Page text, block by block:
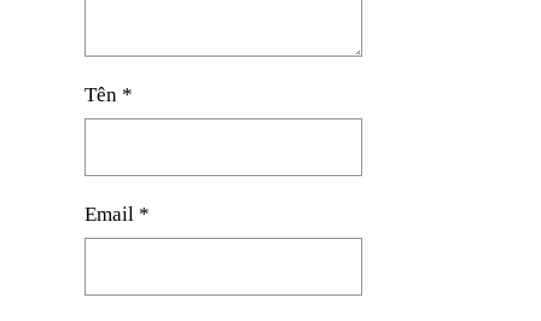
Tên *
Email *